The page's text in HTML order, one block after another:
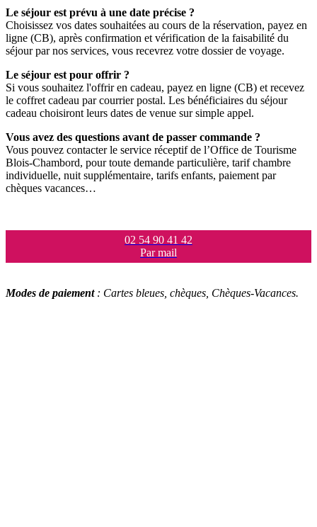
Le séjour est prévu à une date précise ?
Choisissez vos dates souhaitées au cours de la réservation, payez en
ligne (CB), après confirmation et vérification de la faisabilité du
séjour par nos services, vous recevrez votre dossier de voyage.
Le séjour est pour offrir ?
Si vous souhaitez l'offrir en cadeau, payez en ligne (CB) et recevez
le coffret cadeau par courrier postal. Les bénéficiaires du séjour
cadeau choisiront leurs dates de venue sur simple appel.
Vous avez des questions avant de passer commande ?
Vous pouvez contacter le service réceptif de l’Office de Tourisme
Blois-Chambord, pour toute demande particulière, tarif chambre
individuelle, nuit supplémentaire, tarifs enfants, paiement par
chèques vacances…
02 54 90 41 42
Par mail
Modes de paiement: Cartes bleues, chèques, Chèques-Vacances.